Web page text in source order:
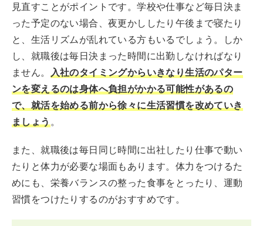
見直すことがポイントです。学校や仕事など毎日決ま
った予定のない場合、夜更かししたり午後まで寝たり
と、生活リズムが乱れている方もいるでしょう。しか
し、就職後は毎日決まった時間に出勤しなければなり
ません。
入社のタイミングからいきなり生活のパター
ンを変えるのは身体へ負担がかかる可能性があるの
で、就活を始める前から徐々に生活習慣を改めていき
ましょう 。
また、就職後は毎日同じ時間に出社したり仕事で動い
たりと体力が必要な場面もあります。体力をつけるた
めにも、栄養バランスの整った食事をとったり、運動
習慣をつけたりするのがおすすめです。